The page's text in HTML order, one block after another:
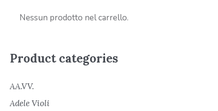
Nessun prodotto nel carrello.
Product categories
AA.VV.
Adele Violi